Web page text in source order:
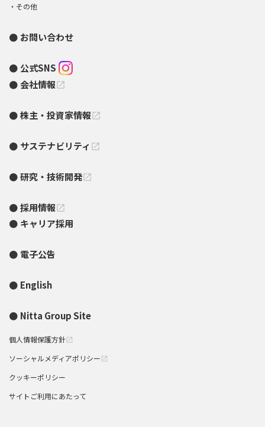
その他
お問い合わせ
公式SNS
会社情報open_in_new
株主・投資家情報open_in_new
サステナビリティ open_in_new
研究・技術開発open_in_new
採用情報open_in_new
キャリア採用
電子公告
English
Nitta Group Site
個人情報保護方針 open_in_new
ソーシャルメディアポリシー open_in_new
クッキーポリシー
サイトご利用にあたって